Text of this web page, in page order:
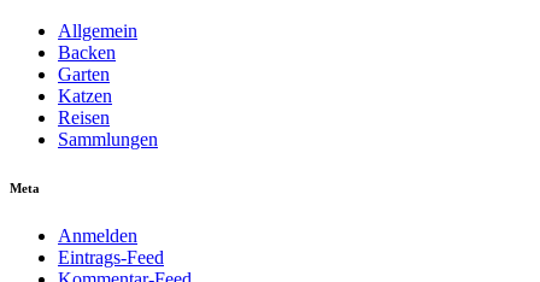
Allgemein
Backen
Garten
Katzen
Reisen
Sammlungen
Meta
Anmelden
Eintrags-Feed